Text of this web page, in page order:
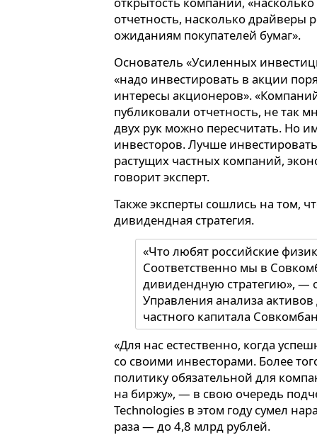
отчетность, насколько драйверы
ожиданиям покупателей бумаг».
Основатель «Усиленных
«надо инвестировать в акции
интересы акционеров».
публиковали отчетность, не так
двух рук можно пересчитать. Но
инвесторов. Лучше
растущих частных компаний,
говорит эксперт.
Также эксперты сошлись на том,
дивидендная стратегия.
«Что любят российские
Соответственно мы в
дивидендную стратегию», —
Управления анализа
частного капитала
«Для нас естественно, когда
со своими инвесторами. Более
политику обязательной для
на биржу», — в свою очередь
Technologies в этом году сумел
раза — до 4,8 млрд рублей.